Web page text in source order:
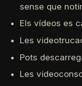
sense que
Els vídeos es
Les
Pots
Les